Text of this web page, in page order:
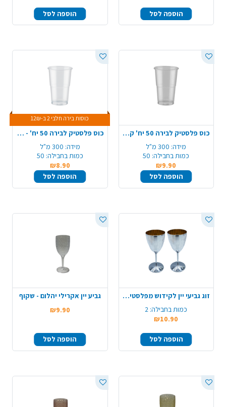
הוספה לסל הוספה לסל
כוס פלסטיק לבירה 50 יח' קריסטל 330CC - שקוף
מידה: 300 מ"ל
כמות בחבילה: 50
₪9.90
הוספה לסל
כוסות בירה חלבי 2 ב-12₪
כוס פלסטיק לבירה 50 יח' - חלבי
מידה: 300 מ"ל
כמות בחבילה: 50
₪8.90
הוספה לסל
זוג גביעי יין לקידוש מפלסטיק - כסף
כמות בחבילה: 2
₪10.90
הוספה לסל
גביע יין אקרילי יהלום - שקוף
₪9.90
הוספה לסל